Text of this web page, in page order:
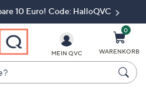
10 Euro! Code: HalloQVC
MEIN QVC
0
WARENKORB